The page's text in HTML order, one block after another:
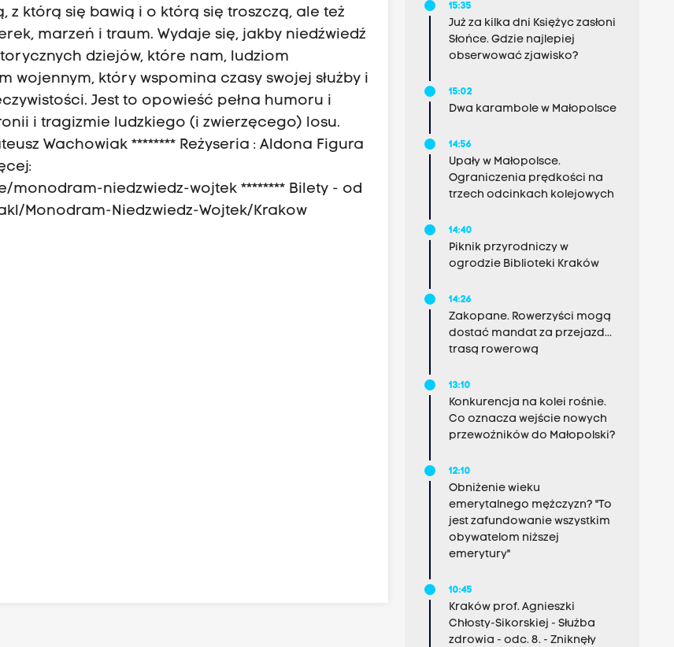
z którą się bawią i o którą się troszczą, ale też
marzeń i traum. Wydaje się, jakby niedźwiedź
dziejów, które nam, ludziom
wojennym, który wspomina czasy swojej służby i
Jest to opowieść pełna humoru i
i tragizmie ludzkiego (i zwierzęcego) losu.
Wachowiak ******** Reżyseria : Aldona Figura
niedzwiedz-wojtek ******** Bilety - od
Monodram-Niedzwiedz-Wojtek/Krakow
15:35
Już za kilka dni Księżyc zasłoni
Słońce. Gdzie najlepiej
obserwować zjawisko?
15:02
Dwa karambole w Małopolsce
14:56
Upały w Małopolsce.
Ograniczenia prędkości na
trzech odcinkach kolejowych
14:40
Piknik przyrodniczy w
ogrodzie Biblioteki Kraków
14:26
Zakopane. Rowerzyści mogą
dostać mandat za przejazd...
trasą rowerową
13:10
Konkurencja na kolei rośnie.
Co oznacza wejście nowych
przewoźników do Małopolski?
12:10
Obniżenie wieku
emerytalnego mężczyzn? "To
jest zafundowanie wszystkim
obywatelom niższej
emerytury"
10:45
Kraków prof. Agnieszki
Chłosty-Sikorskiej - Służba
zdrowia - odc. 8. - Zniknęły